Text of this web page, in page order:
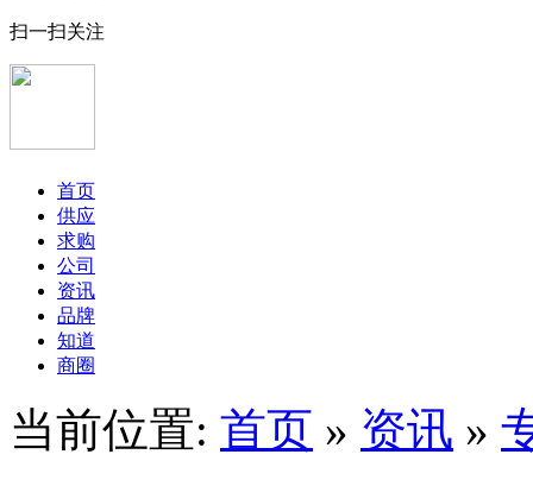
扫一扫关注
首页
供应
求购
公司
资讯
品牌
知道
商圈
当前位置: 首页 » 资讯 »